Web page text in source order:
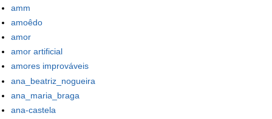
amm
amoêdo
amor
amor artificial
amores improváveis
ana_beatriz_nogueira
ana_maria_braga
ana-castela